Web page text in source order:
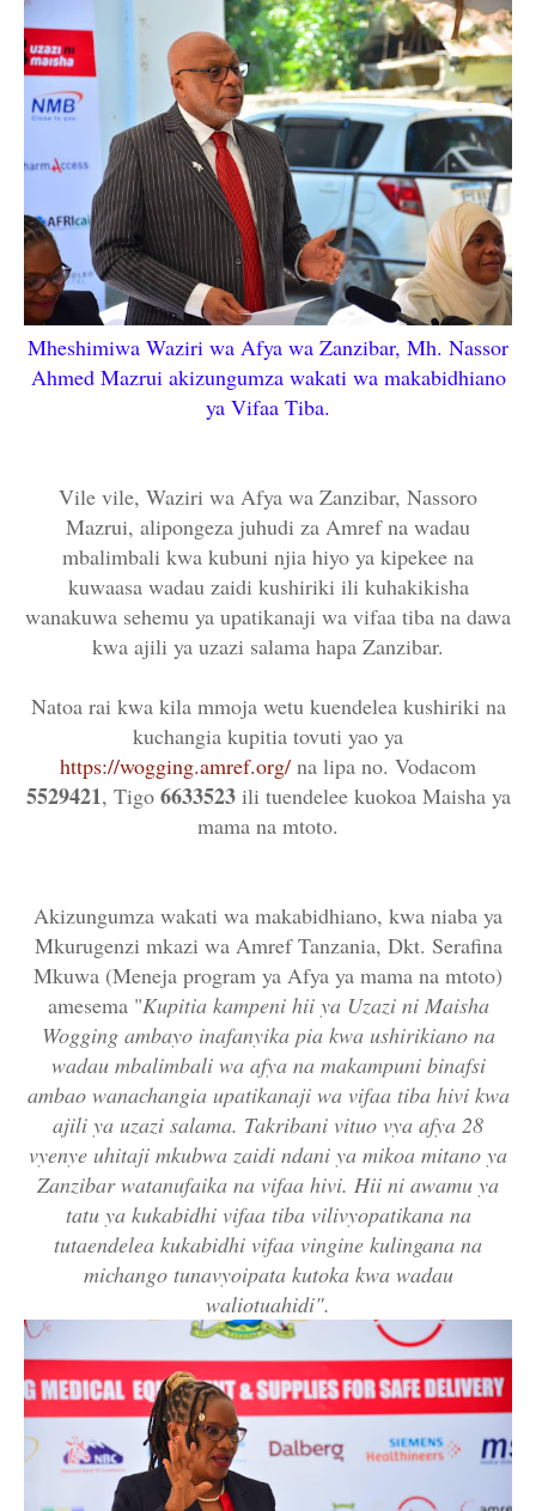
Mheshimiwa Waziri wa Afya wa Zanzibar, Mh. Nassor
Ahmed Mazrui akizungumza wakati wa makabidhiano
ya Vifaa Tiba.
Vile vile, Waziri wa Afya wa Zanzibar, Nassoro
Mazrui, alipongeza juhudi za Amref na wadau
mbalimbali kwa kubuni njia hiyo ya kipekee na
kuwaasa wadau zaidi kushiriki ili kuhakikisha
wanakuwa sehemu ya upatikanaji wa vifaa tiba na dawa
kwa ajili ya uzazi salama hapa Zanzibar.
Natoa rai kwa kila mmoja wetu kuendelea kushiriki na
kuchangia kupitia tovuti yao ya
https://wogging.amref.org/ na lipa no. Vodacom
5529421, Tigo 6633523ili tuendelee kuokoa Maisha ya
mama na mtoto.
Akizungumza wakati wa makabidhiano, kwa niaba ya
Mkurugenzi mkazi wa Amref Tanzania, Dkt. Serafina
Mkuwa (Meneja program ya Afya ya mama na mtoto)
amesema "Kupitia kampeni hii ya Uzazi ni Maisha
Wogging ambayo inafanyika pia kwa ushirikiano na
wadau mbalimbali wa afya na makampuni binafsi
ambao wanachangia upatikanaji wa vifaa tiba hivi kwa
ajili ya uzazi salama. Takribani vituo vya afya 28
vyenye uhitaji mkubwa zaidi ndani ya mikoa mitano ya
Zanzibar watanufaika na vifaa hivi. Hii ni awamu ya
tatu ya kukabidhi vifaa tiba vilivyopatikana na
tutaendelea kukabidhi vifaa vingine kulingana na
michango tunavyoipata kutoka kwa wadau
waliotuahidi".